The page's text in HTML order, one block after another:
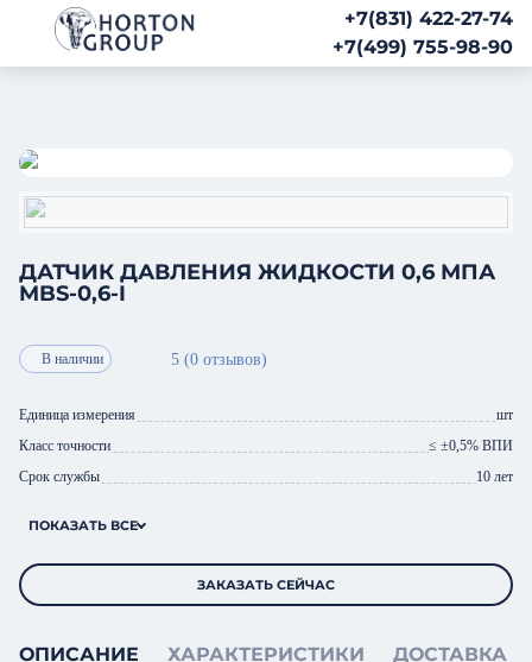
+7(831) 422-27-74
+7(499) 755-98-90
ДАТЧИК ДАВЛЕНИЯ ЖИДКОСТИ 0,6 МПА
MBS-0,6-I
В наличии 5 (0 отзывов)
Единица измерения
шт
Класс точности
≤ ±0,5% ВПИ
Срок службы
10 лет
ПОКАЗАТЬ ВСЕ
ЗАКАЗАТЬ СЕЙЧАС
ОПИСАНИЕ ХАРАКТЕРИСТИКИ ДОСТАВКА